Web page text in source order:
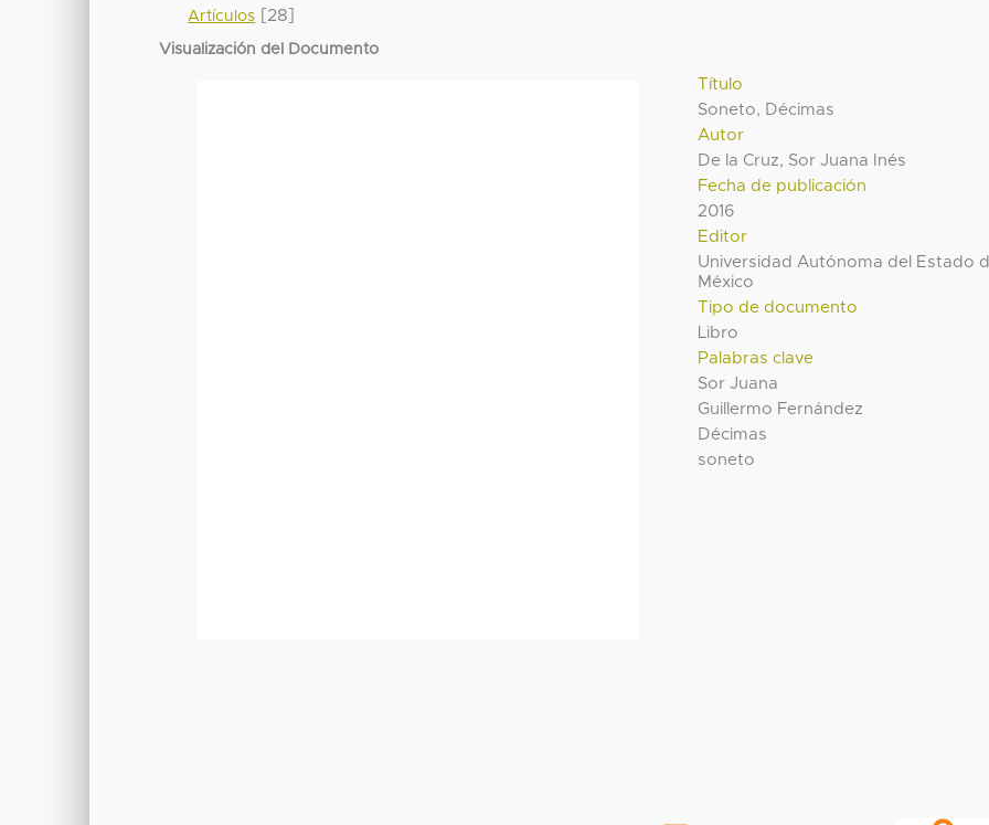
Artículos [28]
Visualización del Documento
Título
Soneto, Décimas
Autor
De la Cruz, Sor Juana Inés
Fecha de publicación
2016
Editor
Universidad Autónoma del Estado
México
Tipo de documento
Libro
Palabras clave
Sor Juana
Guillermo Fernández
Décimas
soneto